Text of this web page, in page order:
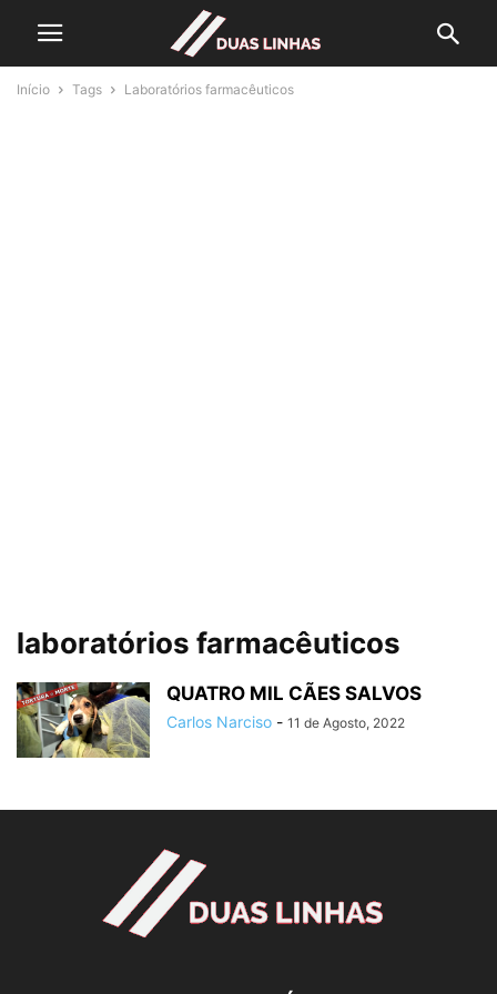
Início Tags Laboratórios farmacêuticos
laboratórios farmacêuticos
QUATRO MIL CÃES SALVOS
Carlos Narciso - 11 de Agosto, 2022